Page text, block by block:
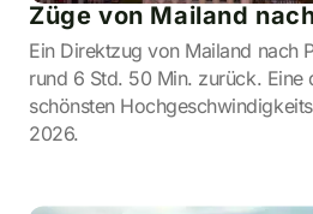
Züge von Mailand
Ein Direktzug von Mailand nach
rund 6 Std. 50 Min. zurück. Eine
schönsten
2026.